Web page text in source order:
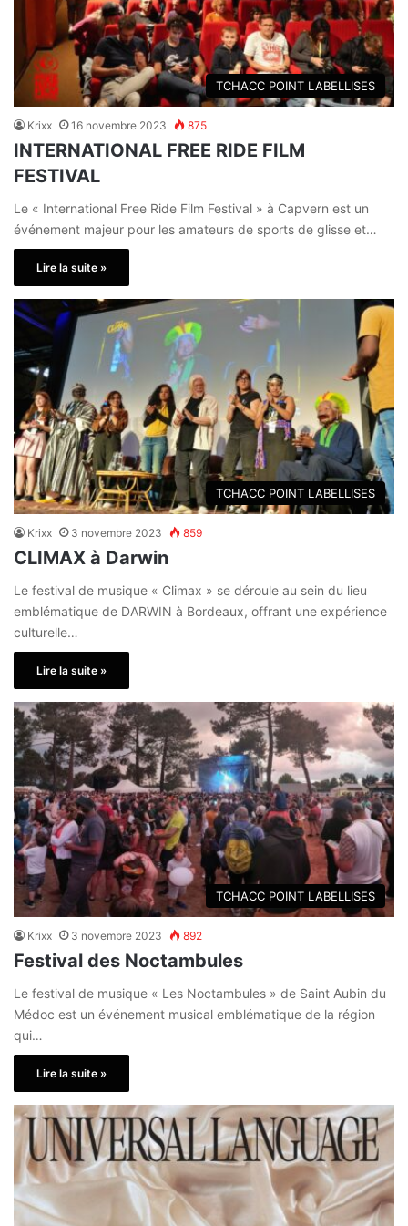
TCHACC POINT LABELLISES
Krixx 16 novembre 2023 875
INTERNATIONAL FREE RIDE FILM
FESTIVAL
Le « International Free Ride Film Festival » à Capvern est un
événement majeur pour les amateurs de sports de glisse et…
Lire la suite »
TCHACC POINT LABELLISES
Krixx 3 novembre 2023 859
CLIMAX à Darwin
Le festival de musique « Climax » se déroule au sein du lieu
emblématique de DARWIN à Bordeaux, offrant une expérience
culturelle…
Lire la suite »
TCHACC POINT LABELLISES
Krixx 3 novembre 2023 892
Festival des Noctambules
Le festival de musique « Les Noctambules » de Saint Aubin du
Médoc est un événement musical emblématique de la région
qui…
Lire la suite »